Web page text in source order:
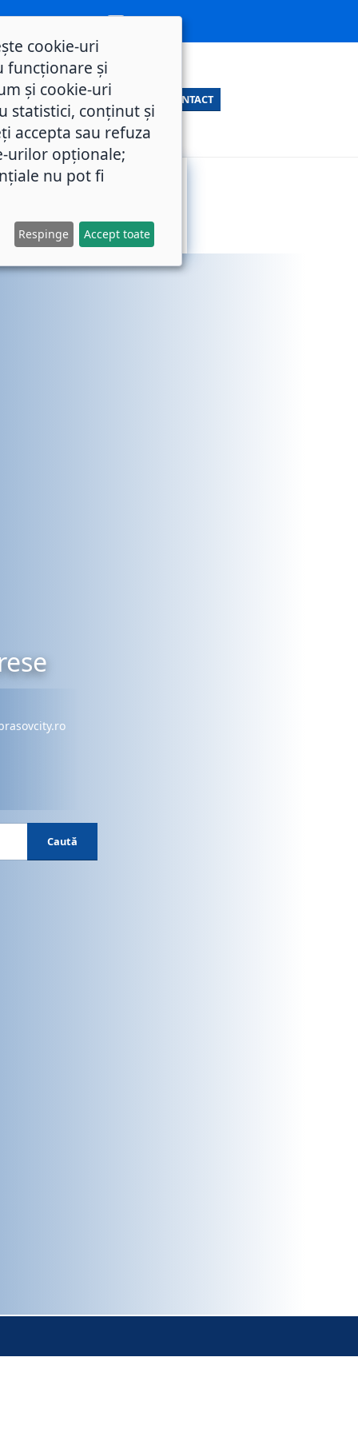
CONTACT
Caută
cookie-uri
funcționare și
și cookie-uri
statistici, conținut și
accepta sau refuza
urilor opționale;
nu pot fi
Respinge Accept toate